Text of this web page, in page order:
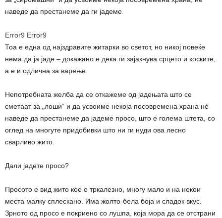
наведе да престанеме да ги јадеме.
Error9 Error9
Тоа е една од најздравите житарки во светот, но никој повеќе
нема да ја јаде – докажано е дека ги зајакнува срцето и коските,
а е и одлична за варење.
Непотребната желба да се откажеме од јадењата што се
сметаат за „лоши“ и да усвоиме некоја посовремена храна нè
наведе да престанеме да јадеме просо, што е голема штета, со
оглед на многуте придобивки што ни ги нуди ова лесно
сварливо жито.
Дали јадете просо?
Просото е вид жито кое е тркалезно, многу мало и на некои
места малку сплескано. Има жолто-бела боја и сладок вкус.
Зрното од просо е покриено со лушпа, која мора да се отстрани